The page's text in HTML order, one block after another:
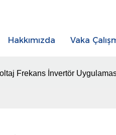
Hakkımızda Vaka
Frekans İnvertör